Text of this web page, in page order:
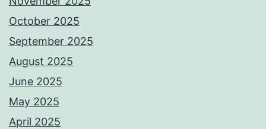
October 2025
September 2025
August 2025
June 2025
May 2025
April 2025